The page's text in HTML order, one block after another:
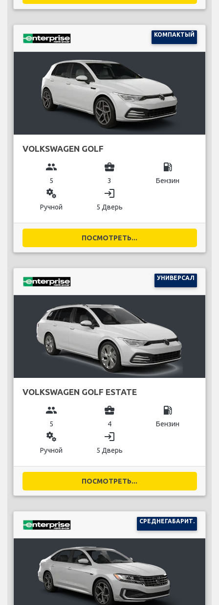
КОМПАКТЫЙ
VOLKSWAGEN GOLF
group
5
business_center
3
local_gas_station
Бензин
miscellaneous_services
Ручной
login
5 Дверь
ПОСМОТРЕТЬ...
УНИВЕРСАЛ
VOLKSWAGEN GOLF ESTATE
group
5
business_center
4
local_gas_station
Бензин
miscellaneous_services
Ручной
login
5 Дверь
ПОСМОТРЕТЬ...
СРЕДНЕГАБАРИТ.